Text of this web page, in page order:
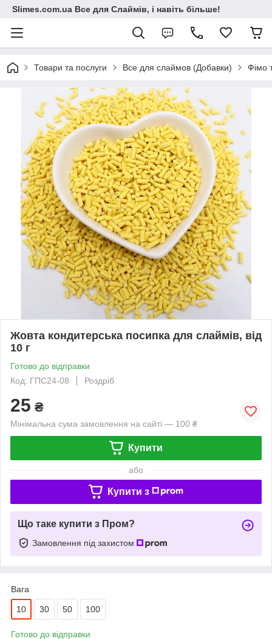
Slimes.com.ua Все для Слаймів, і навіть більше!
Товари та послуги Все для слаймов (Добавки) Фімо
Жовта кондитерська посипка для слаймів, від
10 г
Готово до відправки
Код: ГПС24-08
Роздріб
25 ₴
Мінімальна сума замовлення на сайті — 100 ₴
Купити
або
Купити з
Що таке купити з Пром?
Замовлення під захистом
Вага
10 30 50 100
Готово до відправки